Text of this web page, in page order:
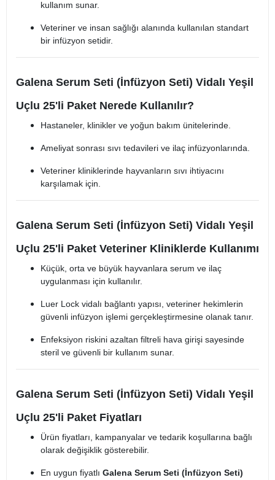
kullanım sunar.
Veteriner ve insan sağlığı alanında kullanılan standart
bir infüzyon setidir.
Galena Serum Seti (İnfüzyon Seti) Vidalı Yeşil
Uçlu 25'li Paket Nerede Kullanılır?
Hastaneler, klinikler ve yoğun bakım ünitelerinde.
Ameliyat sonrası sıvı tedavileri ve ilaç infüzyonlarında.
Veteriner kliniklerinde hayvanların sıvı ihtiyacını
karşılamak için.
Galena Serum Seti (İnfüzyon Seti) Vidalı Yeşil
Uçlu 25'li Paket Veteriner Kliniklerde Kullanımı
Küçük, orta ve büyük hayvanlara serum ve ilaç
uygulanması için kullanılır.
Luer Lock vidalı bağlantı yapısı, veteriner hekimlerin
güvenli infüzyon işlemi gerçekleştirmesine olanak tanır.
Enfeksiyon riskini azaltan filtreli hava girişi sayesinde
steril ve güvenli bir kullanım sunar.
Galena Serum Seti (İnfüzyon Seti) Vidalı Yeşil
Uçlu 25'li Paket Fiyatları
Ürün fiyatları, kampanyalar ve tedarik koşullarına bağlı
olarak değişiklik gösterebilir.
En uygun fiyatlı Galena Serum Seti (İnfüzyon Seti)